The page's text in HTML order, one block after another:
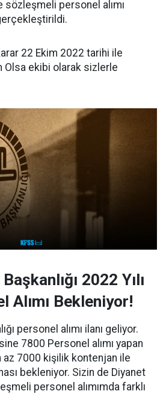
sözleşmeli personel alımı
22 Ekim 2022 tarihi ile
Olsa ekibi olarak sizlerle
2022 Yılı
Alımı Bekleniyor!
personel alımı ilanı geliyor.
7800 Personel alımı yapan
az 7000 kişilik kontenjan ile
bekleniyor. Sizin de Diyanet
personel alımımda farklı